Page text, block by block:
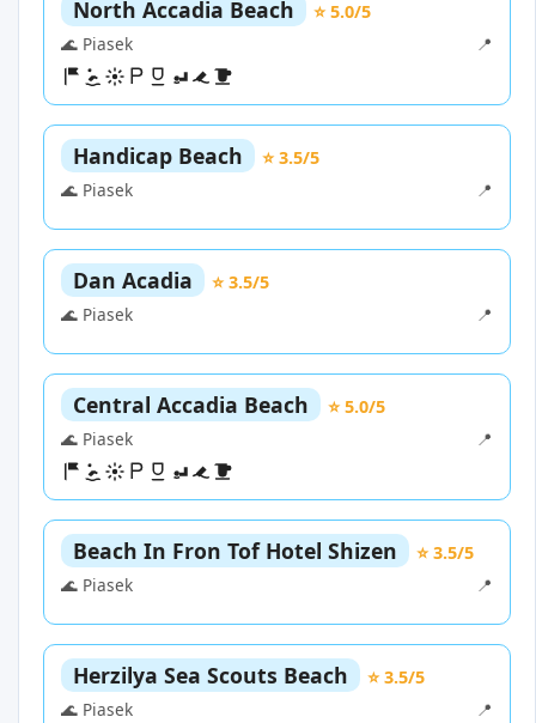
North Accadia Beach
⭐ 5.0/5
🌊 Piasek
📍
Handicap Beach
⭐ 3.5/5
🌊 Piasek
📍
Dan Acadia
⭐ 3.5/5
🌊 Piasek
📍
Central Accadia Beach
⭐ 5.0/5
🌊 Piasek
📍
Beach In Fron Tof Hotel Shizen
⭐ 3.5/5
🌊 Piasek
📍
Herzilya Sea Scouts Beach
⭐ 3.5/5
🌊 Piasek
📍